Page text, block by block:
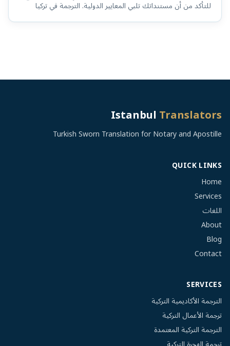
للتأكد من أن مستنداتك تلبي المعايير الدولية. الترجمة في تركيا
IstanbulTranslators
Turkish Sworn Translation for Notary and Apostille
QUICK LINKS
Home
Services
اللغات
About
Blog
Contact
SERVICES
الترجمة الأكاديمية التركية
ترجمة الأعمال التركية
الترجمة التركية المعتمدة